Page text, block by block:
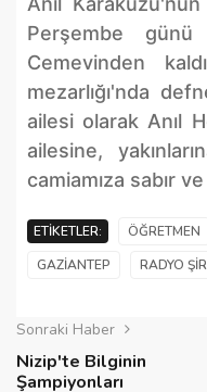
Perşembe
Cemevinden
mezarlığı'nda
ailesi olarak Anıl
ailesine,
camiamıza sabır
ETIKETLER: ÖĞRETMEN
GAZIANTEP
RADYO
Sonraki Haber
Nizip'te Bilginin
Şampiyonları